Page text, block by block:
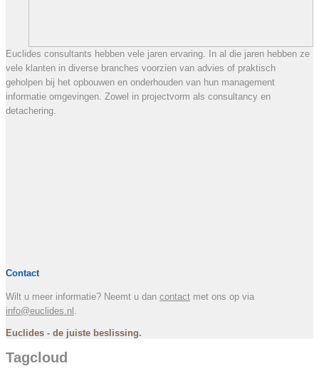
Euclides consultants hebben vele jaren ervaring. In al die jaren hebben ze
vele klanten in diverse branches voorzien van advies of praktisch
geholpen bij het opbouwen en onderhouden van hun management
informatie omgevingen. Zowel in projectvorm als consultancy en
detachering.
Contact
Wilt u meer informatie? Neemt u dan contact met ons op via
info@euclides.nl
Euclides - de juiste beslissing.
Tagcloud